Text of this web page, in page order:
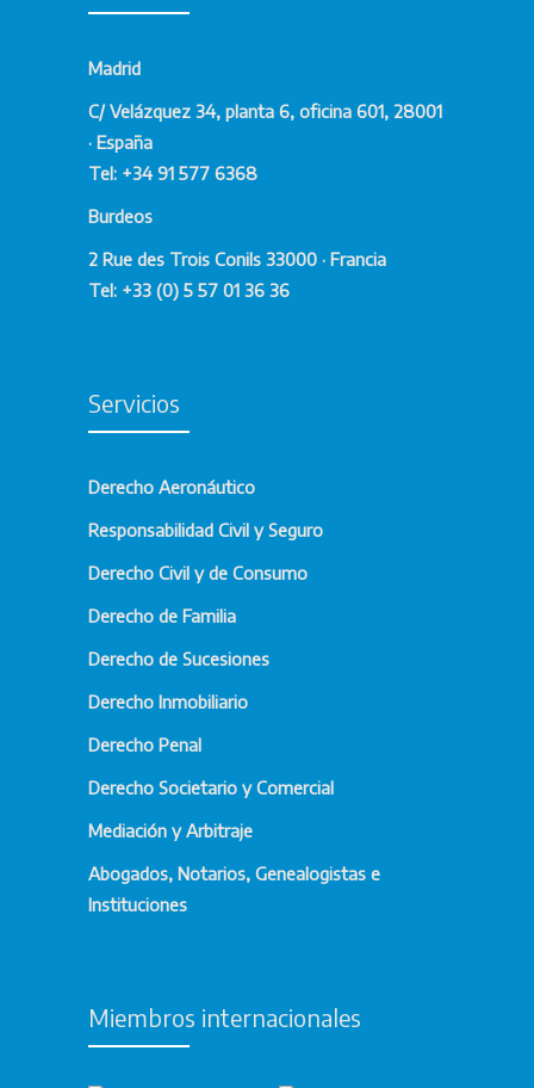
Madrid
C/ Velázquez 34, planta 6, oficina 601, 28001
· España
Tel: +34 91 577 6368
Burdeos
2 Rue des Trois Conils 33000 · Francia
Tel: +33 (0) 5 57 01 36 36
Servicios
Derecho Aeronáutico
Responsabilidad Civil y Seguro
Derecho Civil y de Consumo
Derecho de Familia
Derecho de Sucesiones
Derecho Inmobiliario
Derecho Penal
Derecho Societario y Comercial
Mediación y Arbitraje
Abogados, Notarios, Genealogistas e
Instituciones
Miembros internacionales